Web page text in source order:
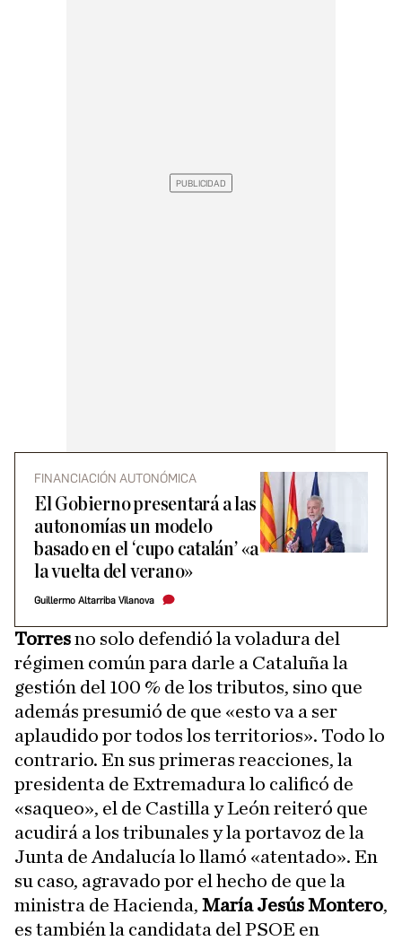
FINANCIACIÓN AUTONÓMICA
El Gobierno presentará a las
autonomías un modelo
basado en el ‘cupo catalán’ «a
la vuelta del verano»
Guillermo Altarriba Vilanova
Torresno solo defendió la voladura del
régimen común para darle a Cataluña la
gestión del 100 % de los tributos, sino que
además presumió de que «esto va a ser
aplaudido por todos los territorios». Todo lo
contrario. En sus primeras reacciones, la
presidenta de Extremadura lo calificó de
«saqueo», el de Castilla y León reiteró que
acudirá a los tribunales y la portavoz de la
Junta de Andalucía lo llamó «atentado». En
su caso, agravado por el hecho de que la
ministra de Hacienda, María Jesús Montero,
es también la candidata del PSOE en